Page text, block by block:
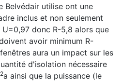
Belvédair utilise ont une
inclus et non seulement
donc R-5,8 alors que
avoir minimum R-
aura un impact sur les
d'isolation nécessaire
2a ainsi que la puissance (le